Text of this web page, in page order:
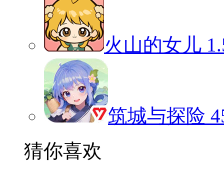
火山的女儿
筑城与探险
猜你喜欢